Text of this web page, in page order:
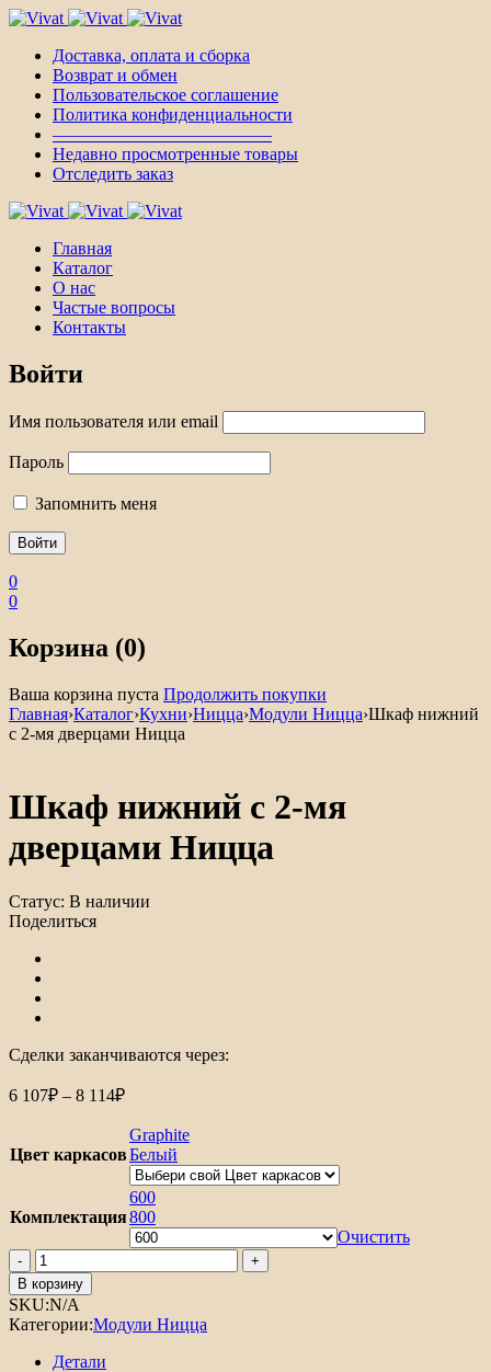
Доставка, оплата и сборка
Возврат и обмен
Пользовательское соглашение
Политика конфиденциальности
————————————–
Недавно просмотренные товары
Отследить заказ
Главная
Каталог
О нас
Частые вопросы
Контакты
Войти
Имя пользователя или email
Пароль
Запомнить меня
0
0
Корзина (0)
Ваша корзина пуста Продолжить покупки
Главная›Каталог›Кухни›Ницца›Модули Ницца›Шкаф нижний
с 2-мя дверцами Ницца
Шкаф нижний с 2-мя
дверцами Ницца
Статус: В наличии
Поделиться
Сделки заканчиваются через:
6 107₽ – 8 114₽Диапазон
6
107₽
8
114₽
Цвет каркасов
Graphite
Белый
Комплектация
600
800
Очистить
Количество
товара
Шкаф
нижний
с
2-
В корзину
SKU:N/A
Категории:Модули Ницца
Детали